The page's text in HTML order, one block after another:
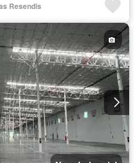
Resendis